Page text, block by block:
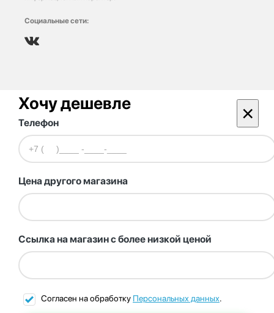
Социальные сети:
Хочу дешевле ×
Телефон
Цена другого магазина
Ссылка на магазин с более низкой ценой
Согласен на обработку Персональных данных.